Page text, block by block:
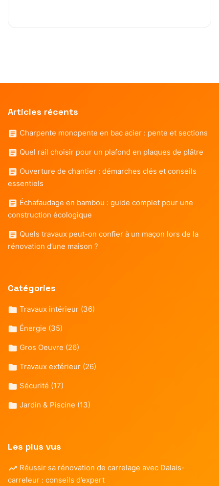
Articles récents
Charpente monopente en bac acier : pente et sections
Quel rail choisir pour un plafond en plaques de plâtre
Ouverture de chantier : démarches clés et conseils
essentiels
Échafaudage en bambou : guide complet pour une
construction écologique
Quels travaux peut-on confier à un maçon lors de la
rénovation d’une maison ?
Catégories
Travaux intérieur (36)
Énergie (35)
Gros Oeuvre (26)
Travaux extérieur (26)
Sécurité (17)
Jardin & Piscine (13)
Les plus vus
Réussir sa rénovation de carrelage avec Dalais-
carreleur : conseils d’expert